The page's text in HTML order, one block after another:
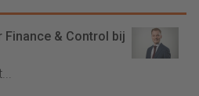
Finance & Control bij